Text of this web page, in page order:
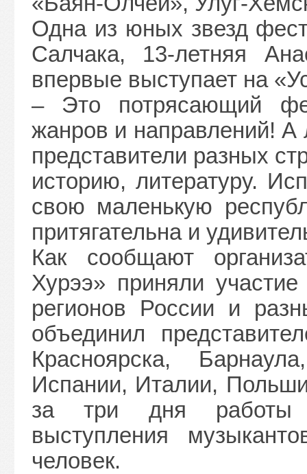
Одна из юных звезд
Салчака, 13-летняя
впервые выступает на
– Это потрясающий
жанров и направлений!
представители разных
историю, литературу.
свою маленькую
притягательна и
Как сообщают
Хурээ» приняли
регионов России и
объединил
Красноярска,
Испании, Италии,
за три дня работы
выступления
человек.